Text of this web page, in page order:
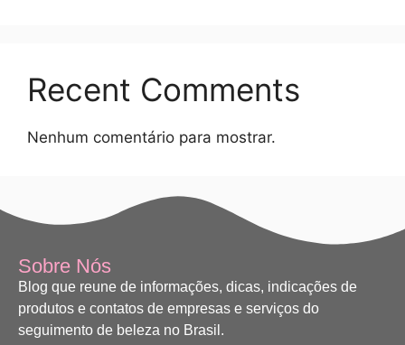
Recent Comments
Nenhum comentário para mostrar.
Sobre Nós
Blog que reune de informações, dicas, indicações de
produtos e contatos de empresas e serviços do
seguimento de beleza no Brasil.